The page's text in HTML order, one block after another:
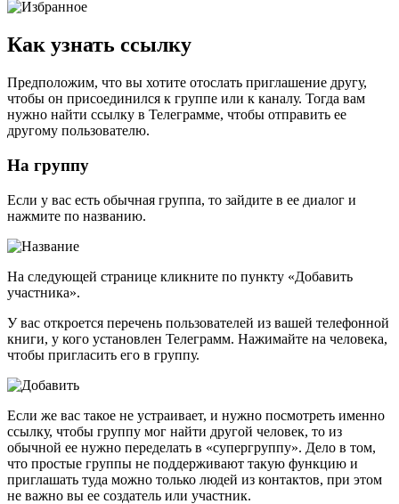
Как узнать ссылку
Предположим, что вы хотите отослать приглашение другу,
чтобы он присоединился к группе или к каналу. Тогда вам
нужно найти ссылку в Телеграмме, чтобы отправить ее
другому пользователю.
На группу
Если у вас есть обычная группа, то зайдите в ее диалог и
нажмите по названию.
На следующей странице кликните по пункту «Добавить
участника».
У вас откроется перечень пользователей из вашей телефонной
книги, у кого установлен Телеграмм. Нажимайте на человека,
чтобы пригласить его в группу.
Если же вас такое не устраивает, и нужно посмотреть именно
ссылку, чтобы группу мог найти другой человек, то из
обычной ее нужно переделать в «супергруппу». Дело в том,
что простые группы не поддерживают такую функцию и
приглашать туда можно только людей из контактов, при этом
не важно вы ее создатель или участник.